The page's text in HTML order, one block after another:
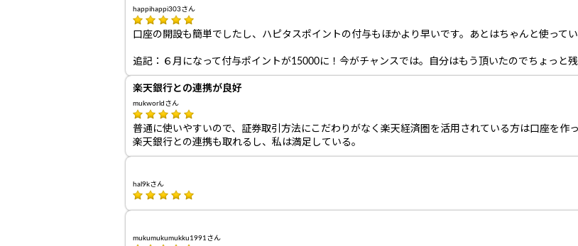
happihappi303さん
口座の開設も簡単でしたし、ハピタスポイントの付与もほかより早いです。あとはちゃんと使ってい
追記：６月になって付与ポイントが15000に！今がチャンスでは。自分はもう頂いたのでちょっと残
楽天銀行との連携が良好
mukworldさん
普通に使いやすいので、証券取引方法にこだわりがなく楽天経済圏を活用されている方は口座を作
楽天銀行との連携も取れるし、私は満足している。
hal9kさん
mukumukumukku1991さん